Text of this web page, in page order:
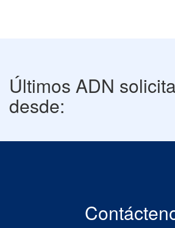
Últimos ADN
desde: